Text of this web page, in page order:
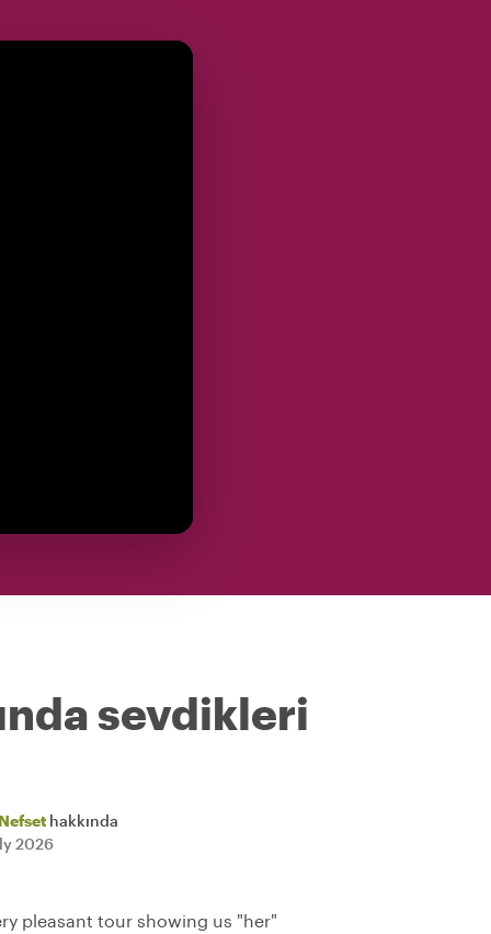
sevdikleri
Nefset hakkında
2026
pleasant tour showing us "her"